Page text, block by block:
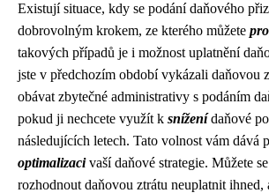
Existují situace, kdy se podání daňového
dobrovolným krokem, ze kterého můžete
takových případů je i možnost uplatnění
jste v předchozím období vykázali daňovou
obávat zbytečné administrativy s podáním
pokud ji nechcete využít k sníženídaňové
následujících letech. Tato volnost vám dává
optimalizacivaší daňové strategie. Můžete
rozhodnout daňovou ztrátu neuplatnit ihned,